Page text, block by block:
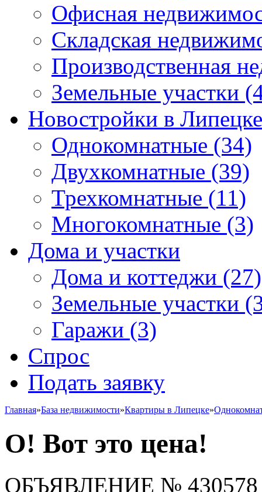
Офисная
Складская
Производственная
Земельные участки
Новостройки в Липецке
Однокомнатные (34)
Двухкомнатные (39)
Трехкомнатные (11)
Многокомнатные (3)
Дома и участки
Дома и коттеджи (27)
Земельные участки
Гаражи (3)
Спрос
Подать заявку
Главная»База недвижимости»Квартиры в Липецке»
О! Вот это цена!
ОБЪЯВЛЕНИЕ № 430578